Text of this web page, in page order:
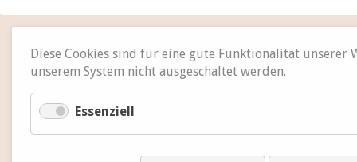
Diese Cookies sind für eine gute Funktionalität
unserem System nicht ausgeschaltet werden.
Essenziell